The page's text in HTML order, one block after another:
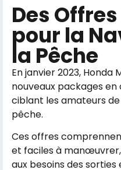
Des
pour la
la Pêche
En janvier 2023, Honda
nouveaux packages
ciblant les amateurs
pêche.
Ces offres
et faciles à
aux besoins des sorties